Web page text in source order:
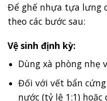
Để ghế nhựa tựa lưng
theo các bước sau:
Vệ sinh định kỳ:
Dùng xà phòng nhẹ
Đối với vết bẩn
nước (tỷ lệ 1:1) hoặc